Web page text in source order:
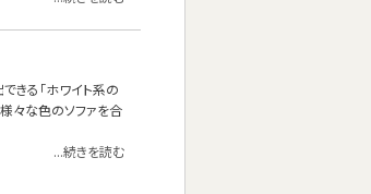
きる「ホワイト系の
々な色のソファを合
...続きを読む